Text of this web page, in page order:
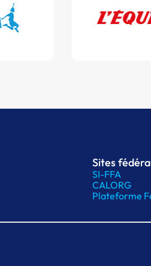
Sites
SI-FFA
CALORG
Plateforme